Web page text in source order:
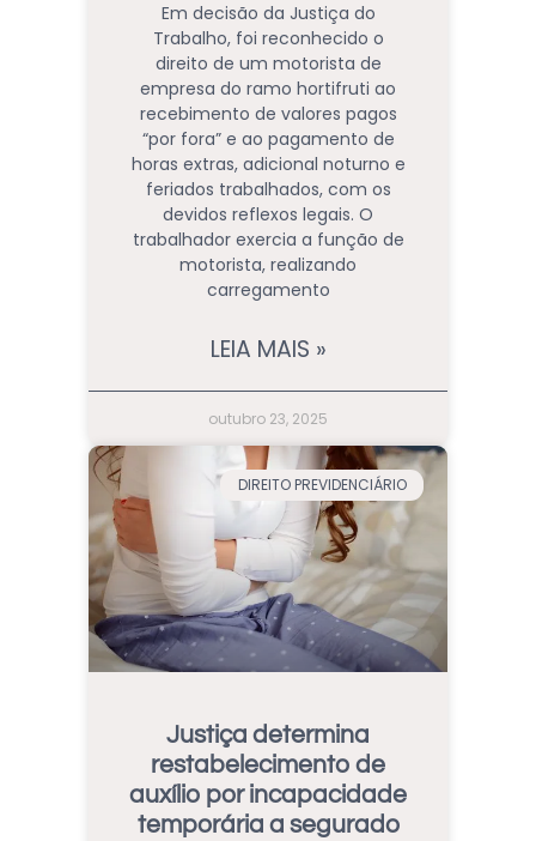
Em decisão da Justiça do
Trabalho, foi reconhecido o
direito de um motorista de
empresa do ramo hortifruti ao
recebimento de valores pagos
“por fora” e ao pagamento de
horas extras, adicional noturno e
feriados trabalhados, com os
devidos reflexos legais. O
trabalhador exercia a função de
motorista, realizando
carregamento
LEIA MAIS »
outubro 23, 2025
DIREITO PREVIDENCIÁRIO
Justiça determina
restabelecimento de
auxílio por incapacidade
temporária a segurado